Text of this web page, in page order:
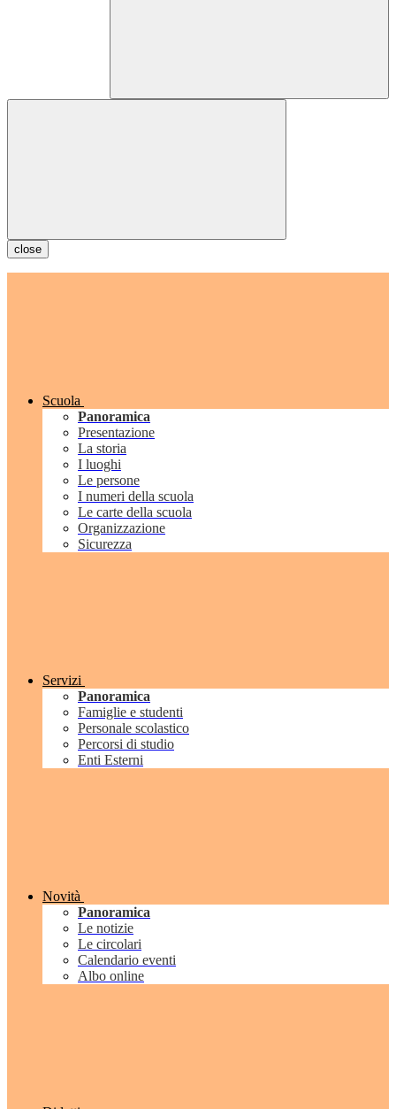
close
Scuola
Panoramica
Presentazione
La storia
I luoghi
Le persone
I numeri della scuola
Le carte della scuola
Organizzazione
Sicurezza
Servizi
Panoramica
Famiglie e studenti
Personale scolastico
Percorsi di studio
Enti Esterni
Novità
Panoramica
Le notizie
Le circolari
Calendario eventi
Albo online